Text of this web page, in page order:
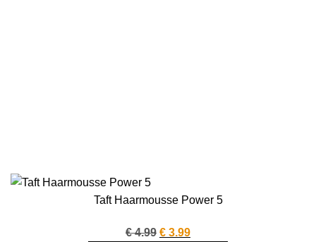
Taft Haarmousse Power 5
€4.99 Oorspronkelijke
€ 3.99Huidige